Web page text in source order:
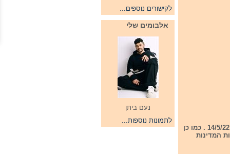
לקישורים נוספים...
אלבומים שלי
נעם ביתן
לתמונות נוספות...
עם תום חצי הגמר הראשון נערכה מסיבת עיתונאים ל- 10 המדינות שהעפילו לגמר במוצאי שבת 14/5/22 . כמו כן
המדינות